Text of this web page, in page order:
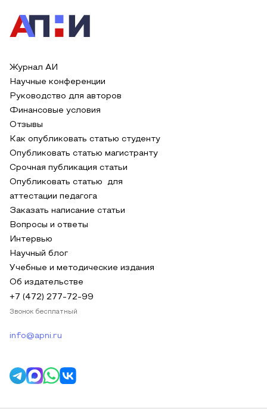
Журнал АИ
Научные конференции
Руководство для авторов
Финансовые условия
Отзывы
Как опубликовать статью студенту
Опубликовать статью магистранту
Срочная публикация статьи
Опубликовать статью для
аттестации педагога
Заказать написание статьи
Вопросы и ответы
Интервью
Научный блог
Учебные и методические издания
Об издательстве
+7 (472) 277-72-99
Звонок бесплатный
info@apni.ru